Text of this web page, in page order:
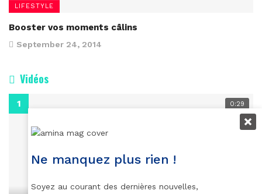
LIFESTYLE
Booster vos moments câlins
September 24, 2014
Vidéos
0:29
Ne manquez plus rien !
Soyez au courant des dernières nouvelles,